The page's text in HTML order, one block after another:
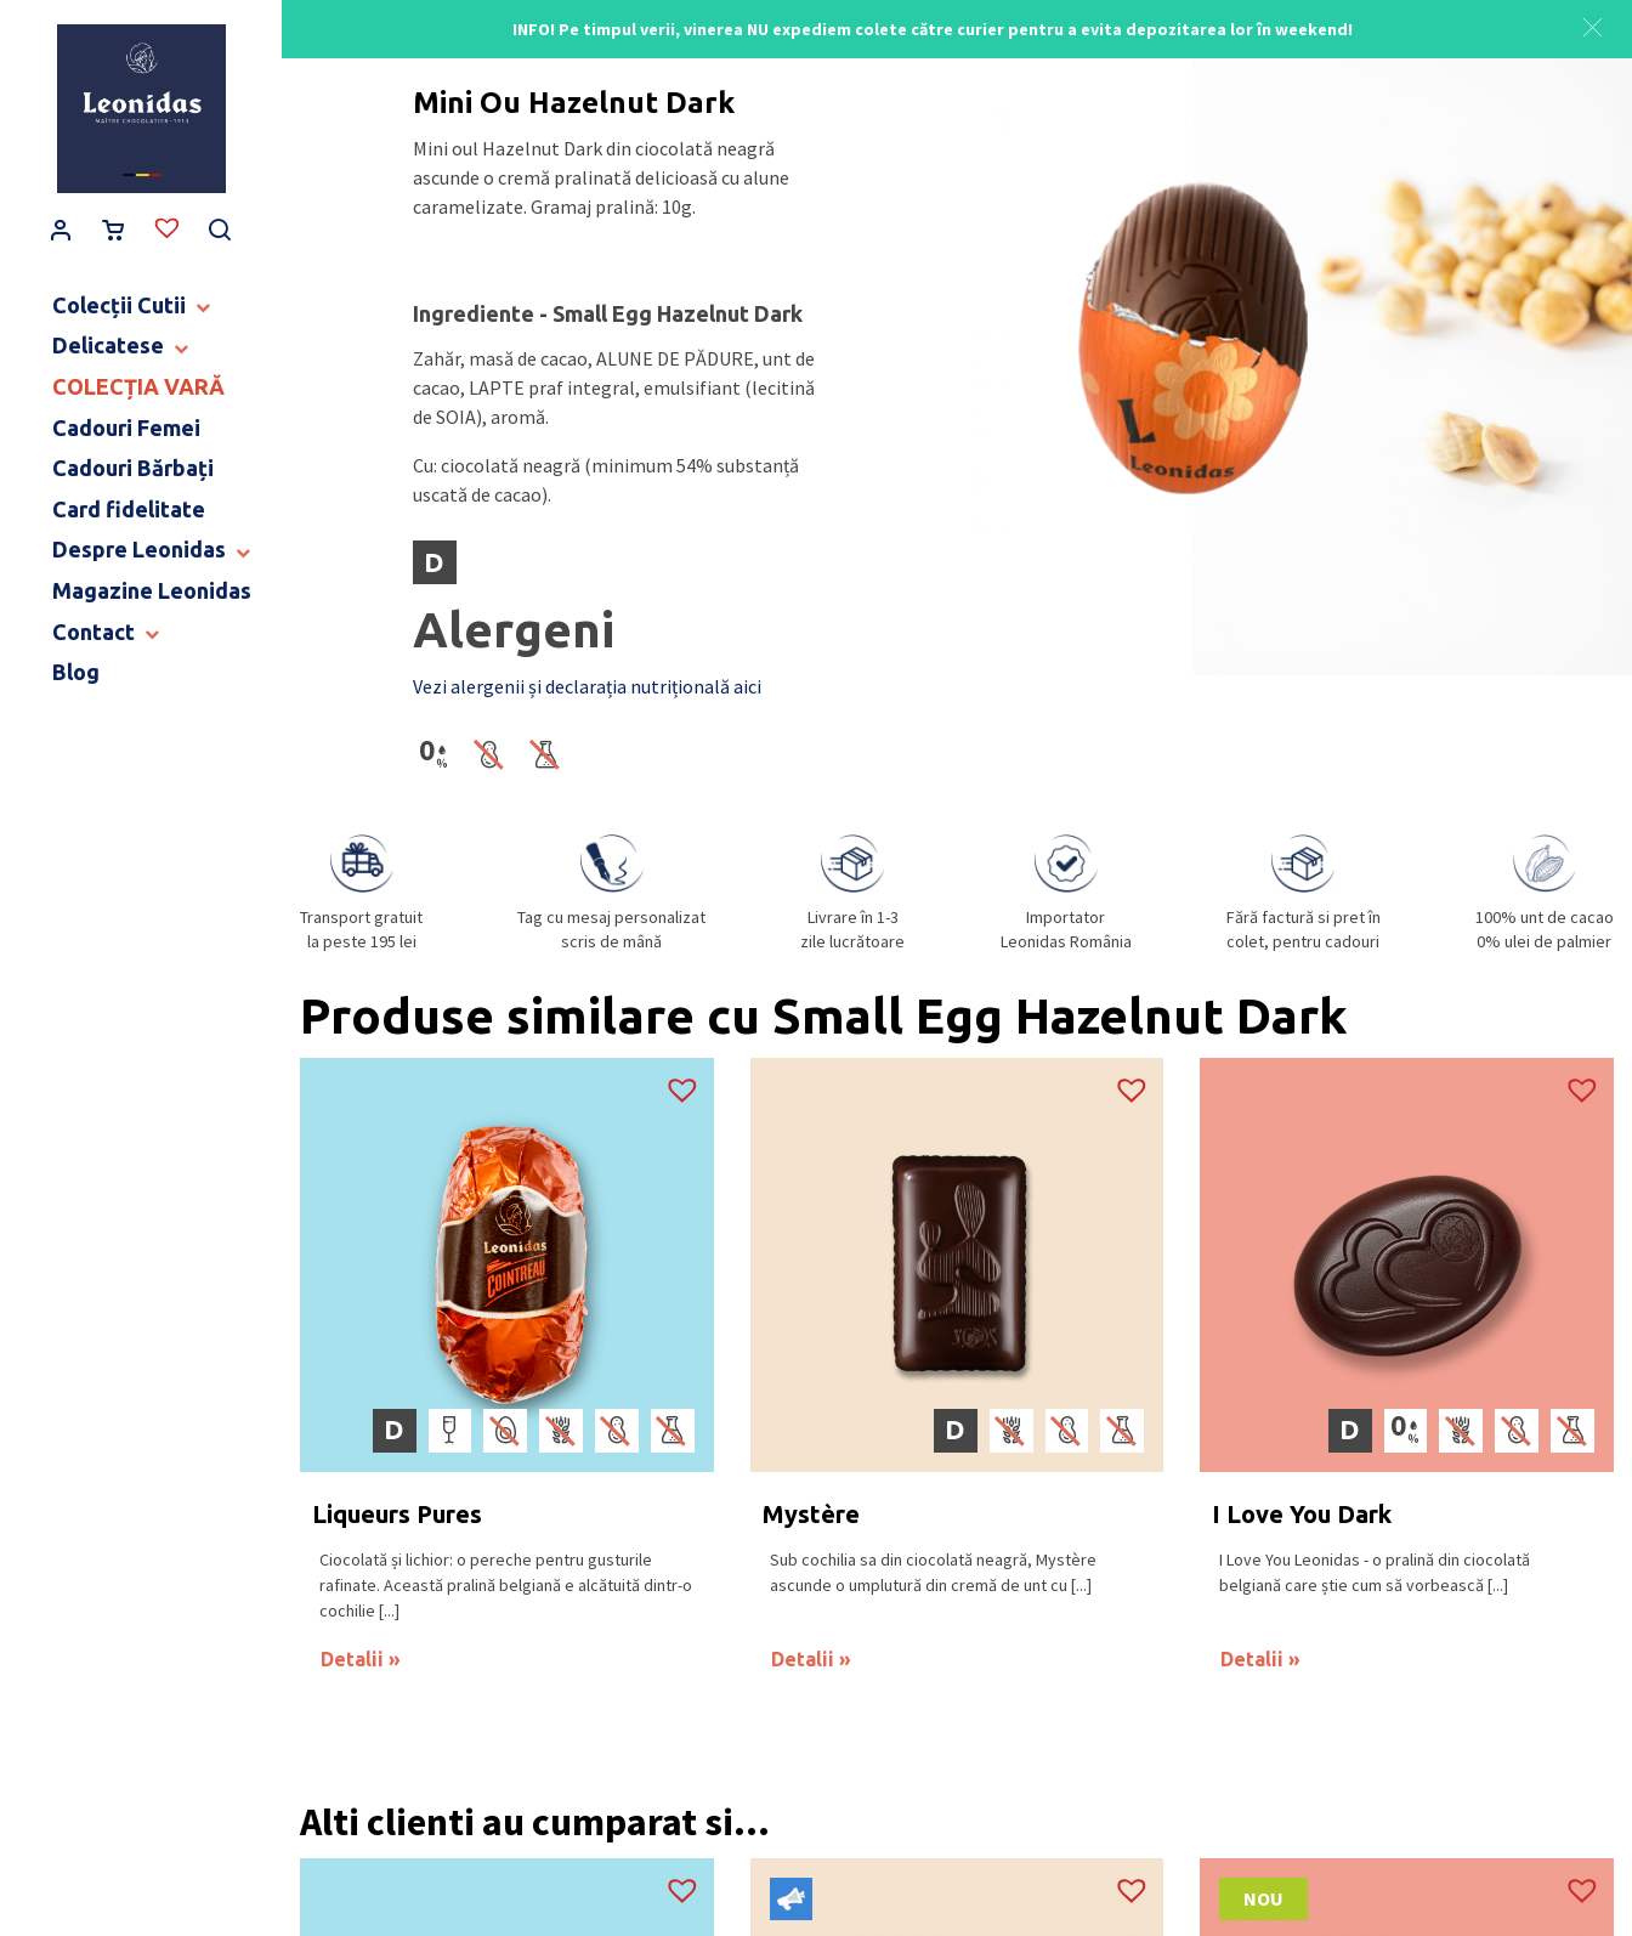
INFO! Pe timpul verii, vinerea NU expediem colete către curier pentru a evita depozitarea lor în weekend!
Main Navigation
Colecții Cutii
CUTII BALLOTINS
CUTII ART NOUVEAU
CUTII BIJOUX & LOVE
CUTII MOMENT CACAO
COLECȚIE CERAMICĂ
END OF SCHOOL
Delicatese
TABLETE ȘI BATOANE
DULCEAȚĂ ȘI SPECIALITĂȚI
CAFEA ȘI CEAI
BĂUTURI FINE
COLECȚIA VARĂ
Cadouri Femei
Cadouri Bărbați
Card fidelitate
Despre Leonidas
POVESTEA LEONIDAS
CATALOG PAȘTE 2026
Magazine Leonidas
Contact
MAGAZINE LEONIDAS
Blog
Mini Ou Hazelnut Dark
Mini oul Hazelnut Dark din ciocolată neagră
ascunde o cremă pralinată delicioasă cu alune
caramelizate. Gramaj pralină: 10g.
Ingrediente - Small Egg Hazelnut Dark
Zahăr, masă de cacao, ALUNE DE PĂDURE, unt de
cacao, LAPTE praf integral, emulsifiant (lecitină
de SOIA), aromă.
Cu: ciocolată neagră (minimum 54% substanță
uscată de cacao).
D
Alergeni
Vezi alergenii și declarația nutrițională aici
Transport gratuit
la peste 195 lei
Tag cu mesaj personalizat
scris de mână
Livrare în 1-3
zile lucrătoare
Importator
Leonidas România
Fără factură si pret în
colet, pentru cadouri
100% unt de cacao
0% ulei de palmier
Produse similare cu Small Egg Hazelnut Dark
D
Liqueurs Pures
Ciocolată și lichior: o pereche pentru gusturile
rafinate. Această pralină belgiană e alcătuită dintr-o
cochilie [...]
Detalii
D
Mystère
Sub cochilia sa din ciocolată neagră, Mystère
ascunde o umplutură din cremă de unt cu [...]
Detalii
D
I Love You Dark
I Love You Leonidas - o pralină din ciocolată
belgiană care știe cum să vorbească [...]
Detalii
Alti clienti au cumparat si...
NOU